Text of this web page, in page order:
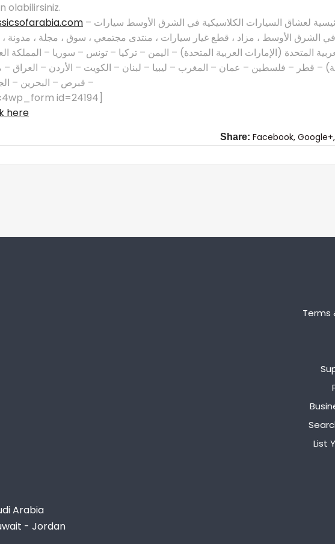
olabilirsiniz.
– الصفحة الرئيسية لعشاق السيارات الكلاسيكية في الشرق الأوسط سيارات
في الشرق الأوسط ، مزاد ، قطع غيار سيارات ، منتدى مجتمعي ، سوق ، مجلة ، مدونة ،
المتحدة (الإمارات العربية المتحدة) – اليمن – تركيا – تونس – سوريا – المملكة
– قطر – فلسطين – عمان – المغرب – ليبيا – لبنان – الكويت – الأردن – العراق
– قبرص – البحرين –
id=24194]
here
Share: Facebook, Google+,
Terms
List
Arabia
- Jordan